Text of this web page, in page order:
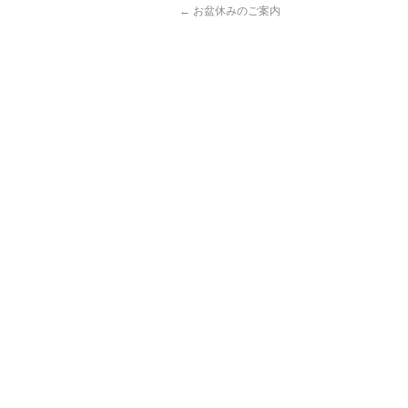
← お盆休みのご案内